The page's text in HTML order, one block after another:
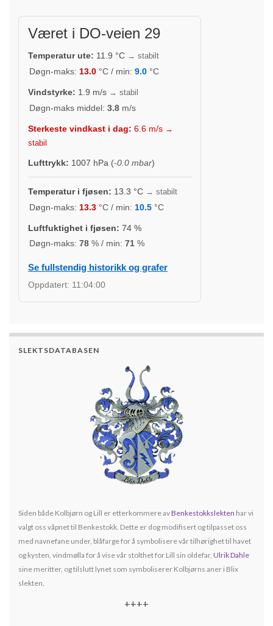
Været i DO-veien 29
Temperatur ute: 11.9 °C → stabilt
Døgn-maks: 13.0 °C / min: 9.0 °C
Vindstyrke: 1.9 m/s → stabil
Døgn-maks middel: 3.8 m/s
Sterkeste vindkast i dag: 6.6 m/s →
stabil
Lufttrykk: 1007 hPa (-0.0 mbar)
Temperatur i fjøsen: 13.3 °C → stabilt
Døgn-maks: 13.3 °C / min: 10.5 °C
Luftfuktighet i fjøsen: 74 %
Døgn-maks: 78 % / min: 71 %
Se fullstendig historikk og grafer
Oppdatert: 11:04:00
SLEKTSDATABASEN
Siden både Kolbjørn og Lill er etterkommere avBenkestokkslekten har vi
valgt oss våpnet til Benkestokk. Dette er dog modifisert og tilpasset oss
med navnefane under, blåfarge for å symbolisere vår tilhørighet til havet
og kysten, vindmølla for å vise vår stolthet for Lill sin oldefar, Ulrik Dahle
sine meritter, og tilslutt lynet som symboliserer Kolbjørns aner i Blix
slekten.
++++